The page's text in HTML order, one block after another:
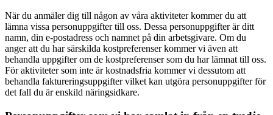
När du anmäler dig till någon av våra aktiviteter kommer du att
lämna vissa personuppgifter till oss. Dessa personuppgifter är ditt
namn, din e-postadress och namnet på din arbetsgivare. Om du
anger att du har särskilda kostpreferenser kommer vi även att
behandla uppgifter om de kostpreferenser som du har lämnat till oss.
För aktiviteter som inte är kostnadsfria kommer vi dessutom att
behandla faktureringsuppgifter vilket kan utgöra personuppgifter för
det fall du är enskild näringsidkare.